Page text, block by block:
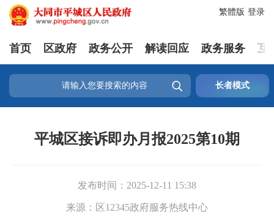
登录
繁體版
首页 区政府 政务公开 解读回应 政务服务 互
 长者模式
平城区接诉即办月报2025第10期
发布时间： 2025-12-11 15:38
来源： 区12345政府服务热线中心